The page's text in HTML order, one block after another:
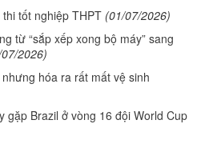
tốt nghiệp THPT (01/07/2026)
từ “sắp xếp xong bộ máy” sang
2026)
hóa ra rất mất vệ sinh
gặp Brazil ở vòng 16 đội World Cup